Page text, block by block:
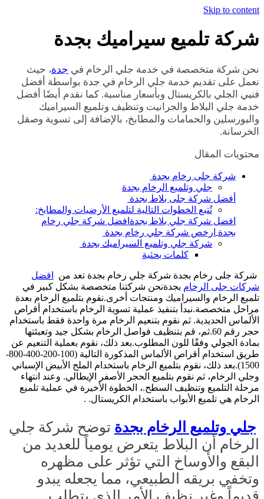
Skip to content
شركة تلميع سيراميك بجدة
نحن شركة متخصصة في خدمة جلي الرخام في جدة، حيث
نعمل على تقديم خدمة جلي الرخام في جدة بواسطة أفضل
فنيي الجلي بالكريستال وبأسعار مناسبة. كما نقدم أيضًا أفضل
خدمة جلي البلاط والجرانيت وتنظيف وتلميع السيراميك
والبورسلين والحمامات والمطابخ، بالإضافة إلى تسوية وصقل
الخرسانة.
محتويات المقال
شركة جلى رخام بجدة
جلي وتلميع الرخام بجدة
أفضل شركة جلى بلاط بجدة
تُتبع الخطوات التالية لتلميع الأرضيات والمطابخ:
افضل شركة جلي بلاط بجدةافضل شركة جلي رخام
بجدة ارخص شركة جلي رخام بجدة
شركة جلي وتلميع السيراميك بجدة
كلمات بحثية
شركة جلى رخام بجدة شركة جلي رخام بجدة تعد من
افضل
شركات جلى الرخام بجدةنحن شركتنا متخصصة بشكل كبير في
تلميع الرخام والسيراميك ومنتجات أخرى.نقوم بتلميع الرخام بعدة
مراحل متخصصة.نبدأ بتنفيذ عملية تسوية الرخام باستخدام أقراص
الألماس الحديدية. ثم نقوم بتنعيم الرخام مرة واحدة فقط باستخدام
حجر رقم 60.ثم، قم بتنظيف فواصل الرخام بشكل جيد وتعبئتها
بمادة الجولي وفقًا للون المطلوب.بعد ذلك، نقوم بعملية التنعيم عن
طريق استخدام أقراص الألماس المذكورة التالية (100-200-400-800-
1500).بعد ذلك، نقوم بتلميع الرخام باستخدام الملح الأبيض الإسباني
وجلي الرخام، ثم نقوم بتلميع الحجر الأصفر الإيطالي. وعند انتهاء
مرحلة التلميع وتنظيف السطح.، الخطوة الأخيرة في عملية تلميع
الرخام هي تلميع الأبواب باستخدام الكريستال. .
جلي وتلميع الرخام بجدة توضح شركة جلي
الرخام أن البلاط يتعرض يومياً للعديد من
البقع والأوساخ التي تؤثر على مظهره
وتخفي بريقه الطبيعي، مما يجعله يبدو